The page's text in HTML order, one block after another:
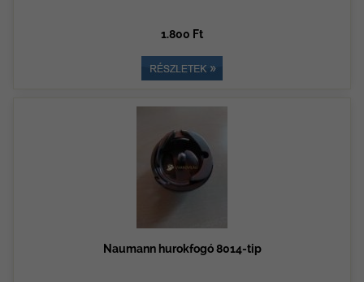
1.800 Ft
Naumann hurokfogó 8014-tip